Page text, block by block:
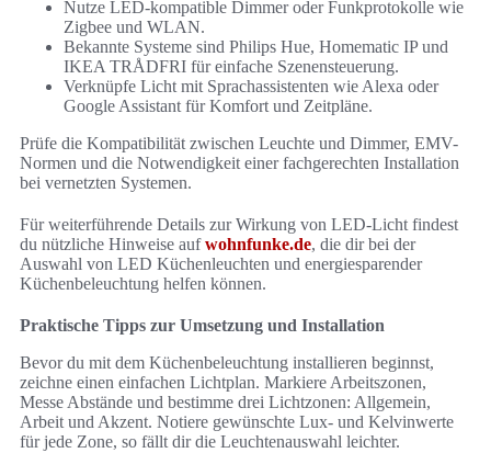
Nutze LED-kompatible Dimmer oder Funkprotokolle wie
Zigbee und WLAN.
Bekannte Systeme sind Philips Hue, Homematic IP und
IKEA TRÅDFRI für einfache Szenensteuerung.
Verknüpfe Licht mit Sprachassistenten wie Alexa oder
Google Assistant für Komfort und Zeitpläne.
Prüfe die Kompatibilität zwischen Leuchte und Dimmer, EMV-
Normen und die Notwendigkeit einer fachgerechten Installation
bei vernetzten Systemen.
Für weiterführende Details zur Wirkung von LED-Licht findest
du nützliche Hinweise aufwohnfunke.de, die dir bei der
Auswahl von LED Küchenleuchten und energiesparender
Küchenbeleuchtung helfen können.
Praktische Tipps zur Umsetzung und Installation
Bevor du mit dem Küchenbeleuchtung installieren beginnst,
zeichne einen einfachen Lichtplan. Markiere Arbeitszonen,
Messe Abstände und bestimme drei Lichtzonen: Allgemein,
Arbeit und Akzent. Notiere gewünschte Lux- und Kelvinwerte
für jede Zone, so fällt dir die Leuchtenauswahl leichter.